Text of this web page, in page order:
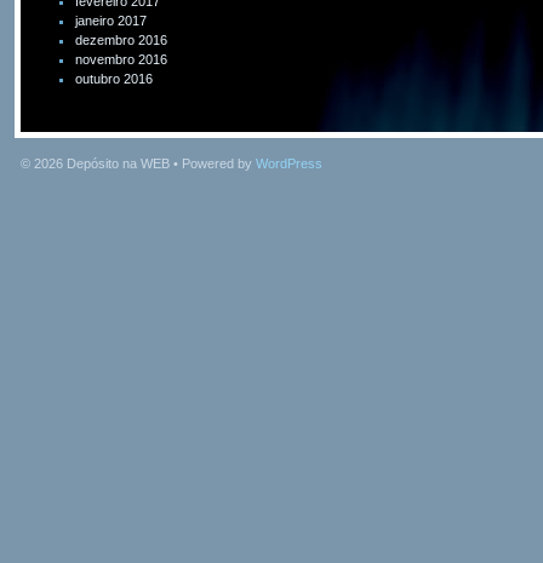
janeiro 2017
dezembro 2016
novembro 2016
outubro 2016
© 2026 Depósito na WEB • Powered by WordPress